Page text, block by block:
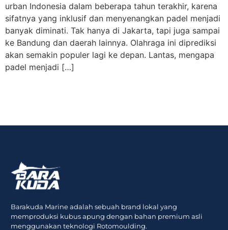
urban Indonesia dalam beberapa tahun terakhir, karena
sifatnya yang inklusif dan menyenangkan padel menjadi
banyak diminati. Tak hanya di Jakarta, tapi juga sampai
ke Bandung dan daerah lainnya. Olahraga ini diprediksi
akan semakin populer lagi ke depan. Lantas, mengapa
padel menjadi […]
Barakuda Marine adalah sebuah brand lokal yang
memproduksi kubus apung dengan bahan premium asli
menggunakan teknologi Rotomoulding.